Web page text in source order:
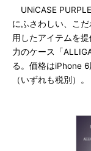
UNiCASE
にふさわしい、こ
用したアイテムを
力のケース「
る。価格はiPhone
（いずれも税別）。